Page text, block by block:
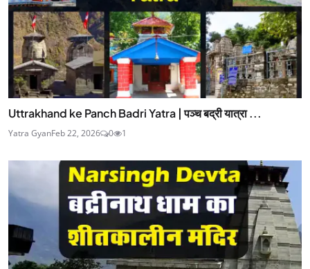
Uttrakhand ke Panch Badri Yatra | पञ्च बद्री यात्रा ...
Yatra GyanFeb 22, 2026 0 1